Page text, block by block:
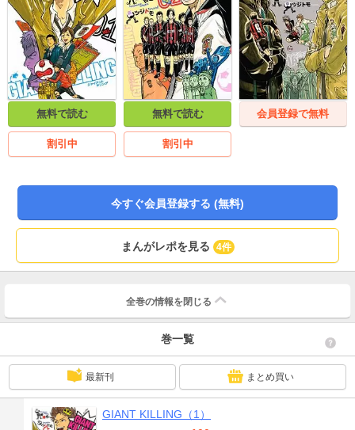
無料で読む
割引中
無料で読む
割引中
会員登録で無料
今すぐ会員登録する (無料)
まんがレポを見る 4件
全巻の情報を 閉じる
巻一覧
最新刊 まとめ買い
GIANT KILLING（1）